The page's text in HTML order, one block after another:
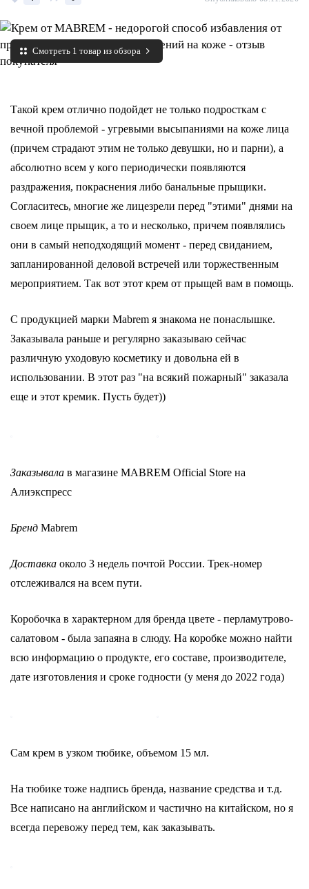
Смотреть 1 товар из обзора
Такой крем отлично подойдет не только подросткам с
вечной проблемой - угревыми высыпаниями на коже лица
(причем страдают этим не только девушки, но и парни), а
абсолютно всем у кого периодически появляются
раздражения, покраснения либо банальные прыщики.
Согласитесь, многие же лицезрели перед "этими" днями на
своем лице прыщик, а то и несколько, причем появлялись
они в самый неподходящий момент - перед свиданием,
запланированной деловой встречей или торжественным
мероприятием. Так вот этот крем от прыщей вам в помощь.
С продукцией марки Mabrem я знакома не понаслышке.
Заказывала раньше и регулярно заказываю сейчас
различную уходовую косметику и довольна ей в
использовании. В этот раз "на всякий пожарный" заказала
еще и этот кремик. Пусть будет))
Заказывала в магазине MABREM Official Store на
Алиэкспресс
Бренд Mabrem
Доставка около 3 недель почтой России. Трек-номер
отслеживался на всем пути.
Коробочка в характерном для бренда цвете - перламутрово-
салатовом - была запаяна в слюду. На коробке можно найти
всю информацию о продукте, его составе, производителе,
дате изготовления и сроке годности (у меня до 2022 года)
Сам крем в узком тюбике, объемом 15 мл.
На тюбике тоже надпись бренда, название средства и т.д.
Все написано на английском и частично на китайском, но я
всегда перевожу перед тем, как заказывать.